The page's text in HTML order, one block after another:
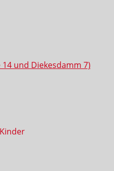
und Diekesdamm 7)